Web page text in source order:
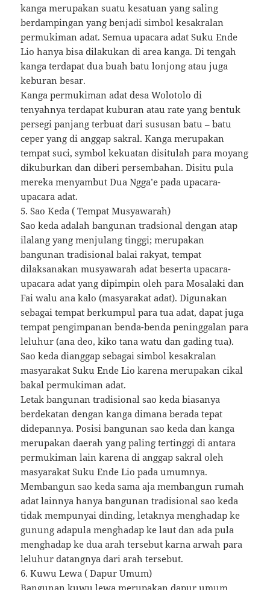
kanga merupakan suatu kesatuan yang saling
berdampingan yang benjadi simbol kesakralan
permukiman adat. Semua upacara adat Suku Ende
Lio hanya bisa dilakukan di area kanga. Di tengah
kanga terdapat dua buah batu lonjong atau juga
keburan besar.
Kanga permukiman adat desa Wolotolo di
tenyahnya terdapat kuburan atau rate yang bentuk
persegi panjang terbuat dari sususan batu – batu
ceper yang di anggap sakral. Kanga merupakan
tempat suci, symbol kekuatan disitulah para moyang
dikuburkan dan diberi persembahan. Disitu pula
mereka menyambut Dua Ngga’e pada upacara-
upacara adat.
5. Sao Keda ( Tempat Musyawarah)
Sao keda adalah bangunan tradsional dengan atap
ilalang yang menjulang tinggi; merupakan
bangunan tradisional balai rakyat, tempat
dilaksanakan musyawarah adat beserta upacara-
upacara adat yang dipimpin oleh para Mosalaki dan
Fai walu ana kalo (masyarakat adat). Digunakan
sebagai tempat berkumpul para tua adat, dapat juga
tempat pengimpanan benda-benda peninggalan para
leluhur (ana deo, kiko tana watu dan gading tua).
Sao keda dianggap sebagai simbol kesakralan
masyarakat Suku Ende Lio karena merupakan cikal
bakal permukiman adat.
Letak bangunan tradisional sao keda biasanya
berdekatan dengan kanga dimana berada tepat
didepannya. Posisi bangunan sao keda dan kanga
merupakan daerah yang paling tertinggi di antara
permukiman lain karena di anggap sakral oleh
masyarakat Suku Ende Lio pada umumnya.
Membangun sao keda sama aja membangun rumah
adat lainnya hanya bangunan tradisional sao keda
tidak mempunyai dinding, letaknya menghadap ke
gunung adapula menghadap ke laut dan ada pula
menghadap ke dua arah tersebut karna arwah para
leluhur datangnya dari arah tersebut.
6. Kuwu Lewa ( Dapur Umum)